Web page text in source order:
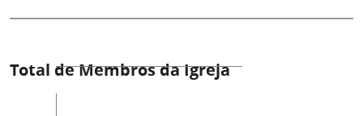
Total de Membros da Igreja